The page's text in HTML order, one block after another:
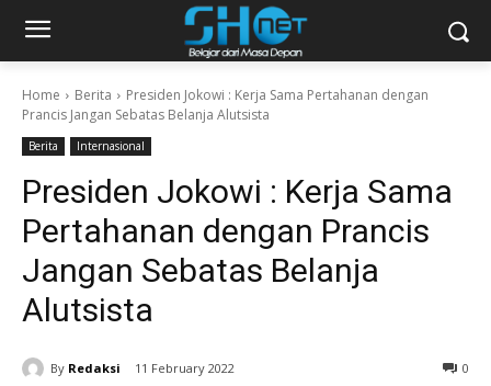
Home Berita
Presiden Jokowi : Kerja Sama Pertahanan dengan
Prancis Jangan Sebatas Belanja Alutsista
Berita Internasional
Presiden Jokowi : Kerja Sama
Pertahanan dengan Prancis
Jangan Sebatas Belanja
Alutsista
By Redaksi 11 February 2022 0